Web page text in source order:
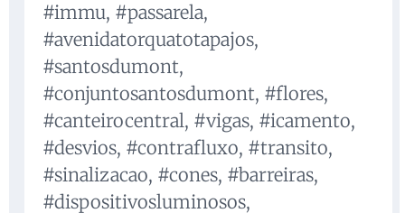
#immu, #passarela,
#avenidatorquatotapajos,
#santosdumont,
#conjuntosantosdumont, #flores,
#canteirocentral, #vigas, #icamento,
#desvios, #contrafluxo, #transito,
#sinalizacao, #cones, #barreiras,
#dispositivosluminosos,